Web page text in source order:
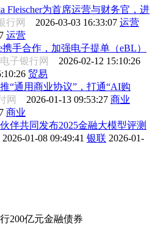
Fleischer为首席运营与财务官，进
行网 2026-03-03 16:33:07 运营
运营
手合作，加强电子提单（eBL）
电子银行网 2026-02-12 15:10:26
贸易
“通用商业协议”，打通“AI购
网 2026-01-13 09:53:27 商业
商业
伴共同发布2025金融大模型评测
2026-01-08 09:49:41 银联 2026-01-
200亿元金融债券